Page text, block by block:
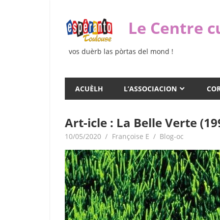
content
Le Centre
vos duèrb las pòrtas del mond !
ACUÈLH L’ASSOCIACION
Art-icle : La Belle Verte
10/05/2020 Françoise E Blog-oc